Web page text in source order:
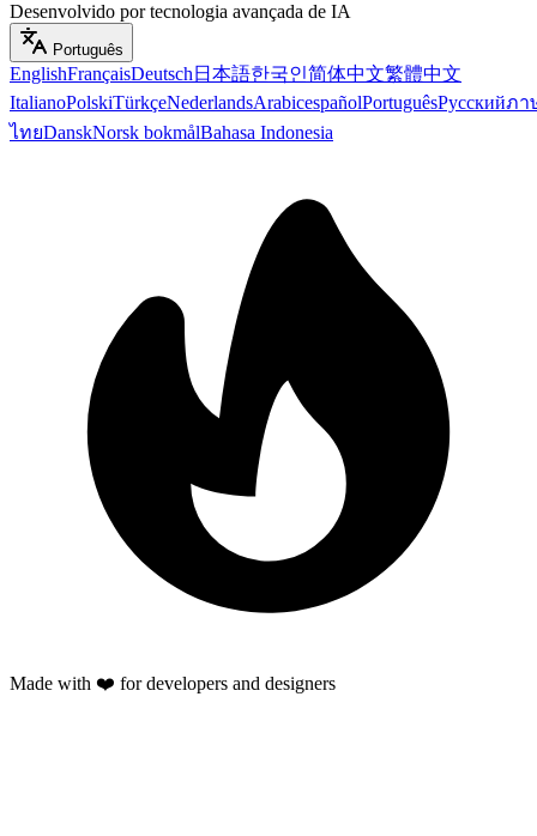
Desenvolvido por tecnologia avançada de IA
Português
EnglishFrançaisDeutsch 日本語한국인简体中文繁體中文
ItalianoPolskiTürkçeNederlandsArabicespañolPortuguêsРусскийภา
ไทยDanskNorsk bokmålBahasa Indonesia
Made with ❤️ for developers and designers